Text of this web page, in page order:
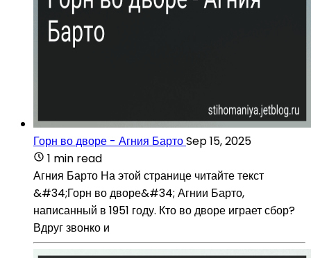
Горн во дворе - Агния БартоSep 15, 2025
1 min read
Агния Барто На этой странице читайте текст
&#34;Горн во дворе&#34; Агнии Барто,
написанный в 1951 году. Кто во дворе играет сбор?
Вдруг звонко и